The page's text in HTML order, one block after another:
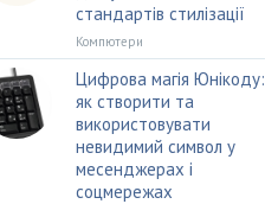
стандартів стилізації
Компютери
Цифрова магія Юнікоду:
як створити та
використовувати
невидимий символ у
месенджерах і
соцмережах